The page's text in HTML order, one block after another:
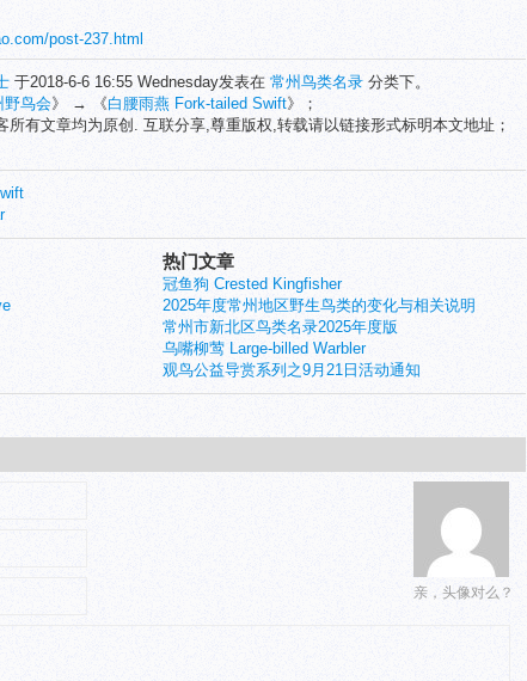
post-237.html
于2018-6-6 16:55 Wednesday发表在 常州鸟类名录 分类下。
野鸟会》 → 《白腰雨燕 Fork-tailed Swift》；
所有文章均为原创. 互联分享,尊重版权,转载请以链接形式标明本文地址；
热门文章
冠鱼狗 Crested Kingfisher
2025年度常州地区野生鸟类的变化与相关说明
常州市新北区鸟类名录2025年度版
乌嘴柳莺 Large-billed Warbler
观鸟公益导赏系列之9月21日活动通知
亲，头像对么？